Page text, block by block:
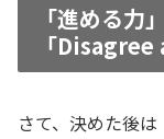
「進める
「
さて、決めた後は